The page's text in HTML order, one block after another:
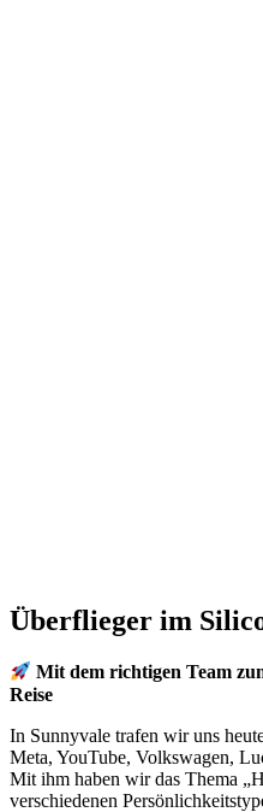
Überflieger im
Mit dem richtigen Team
Reise
In Sunnyvale trafen wir uns
Meta, YouTube, Volkswagen,
Mit ihm haben wir das Thema
verschiedenen